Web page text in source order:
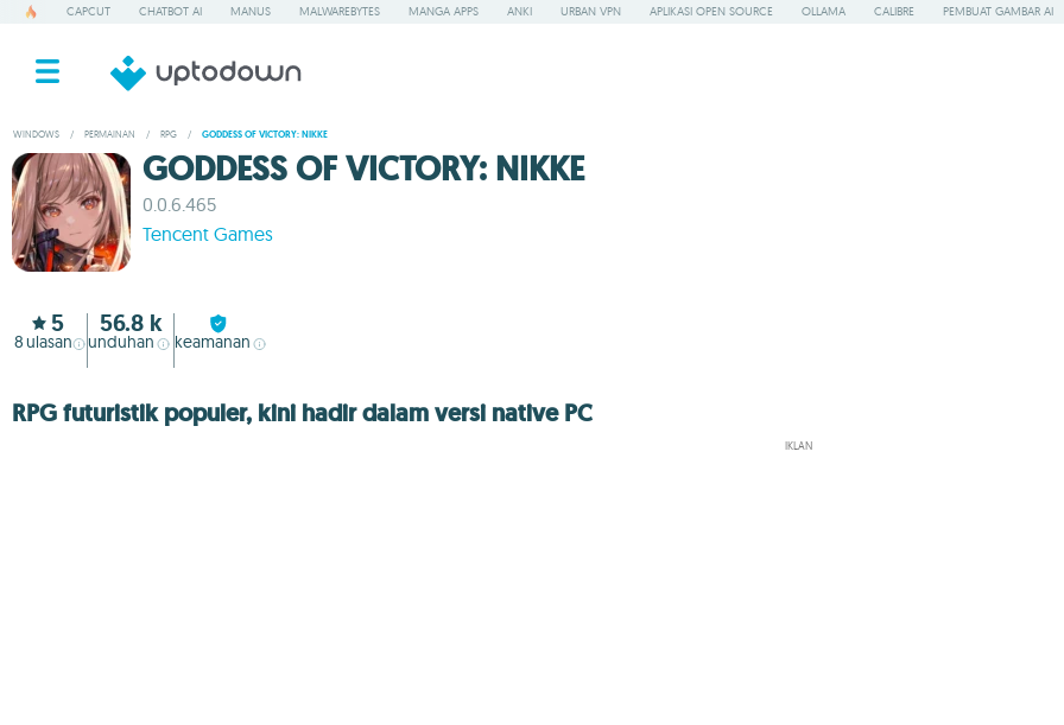
CAPCUT CHATBOT AI MANUS MALWAREBYTES MANGA APPS ANKI URBAN VPN APLIKASI OPEN SOURCE OLLAMA CALIBRE PEMBUAT GAMBAR AI
WINDOWS / PERMAINAN / RPG / GODDESS OF VICTORY: NIKKE
GODDESS OF VICTORY: NIKKE
0.0.6.465
Tencent Games
5
8ulasan
56.8 k
unduhan keamanan
RPG futuristik populer, kini hadir dalam versi native PC
IKLAN